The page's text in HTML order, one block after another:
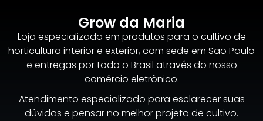
Grow da Maria
Loja especializada em produtos para o cultivo de
horticultura interior e exterior, com sede em São Paulo
e entregas por todo o Brasil através do nosso
comércio eletrônico.
Atendimento especializado para esclarecer suas
dúvidas e pensar no melhor projeto de cultivo.